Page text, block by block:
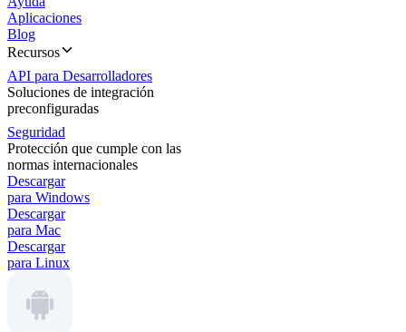
Aplicaciones
Blog
Recursos
API para Desarrolladores
Soluciones de integración
preconfiguradas
Seguridad
Protección que cumple con las
normas internacionales
Descargar
para Windows
Descargar
para Mac
Descargar
para Linux